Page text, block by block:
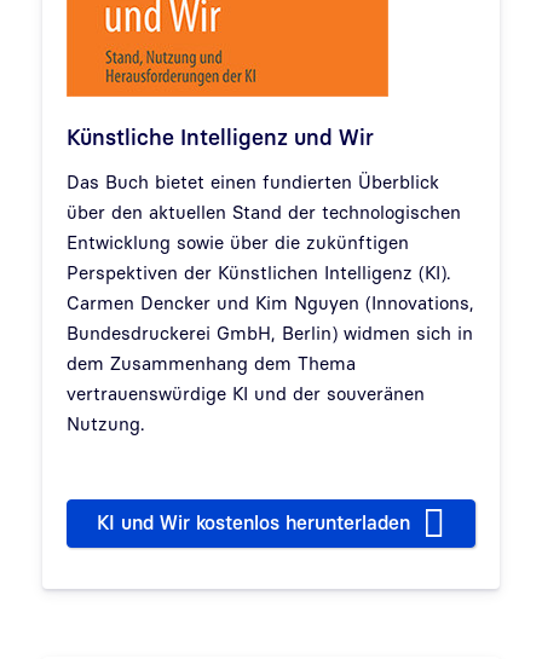
Künstliche Intelligenz und Wir
Das Buch bietet einen fundierten Überblick
über den aktuellen Stand der technologischen
Entwicklung sowie über die zukünftigen
Perspektiven der Künstlichen Intelligenz (KI).
Carmen Dencker und Kim Nguyen (Innovations,
Bundesdruckerei GmbH, Berlin) widmen sich in
dem Zusammenhang dem Thema
vertrauenswürdige KI und der souveränen
Nutzung.
KI und Wir kostenlos herunterladen